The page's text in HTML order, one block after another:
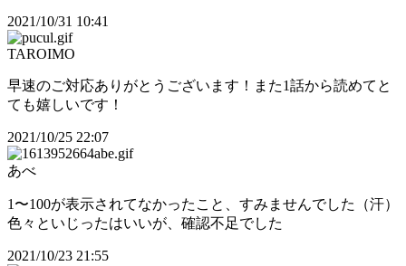
2021/10/31 10:41
TAROIMO
早速のご対応ありがとうございます！また1話から読めてと
ても嬉しいです！
2021/10/25 22:07
あべ
1〜100が表示されてなかったこと、すみませんでした（汗）
色々といじったはいいが、確認不足でした
2021/10/23 21:55